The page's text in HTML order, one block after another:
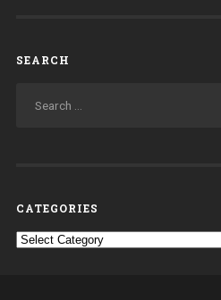
SEARCH
CATEGORIES
Categories